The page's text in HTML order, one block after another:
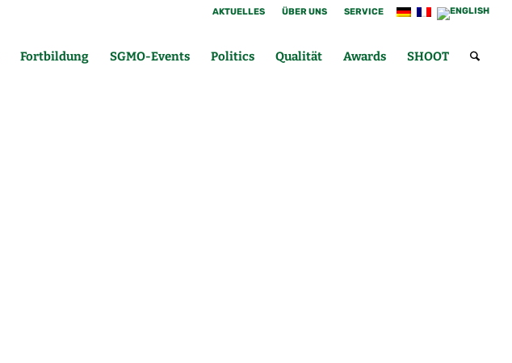
AKTUELLES ÜBER UNS SERVICE
Fortbildung SGMO-Events Politics Qualität Awards SHOOT